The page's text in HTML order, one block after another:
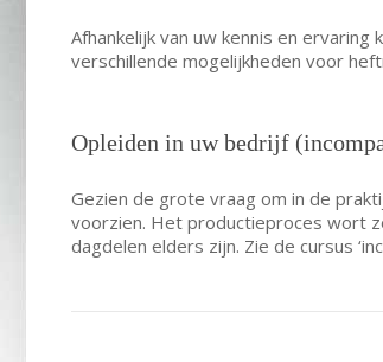
Afhankelijk van uw kennis en
verschillende mogelijkheden voor
Opleiden in uw bedrijf
Gezien de grote vraag om in de
voorzien. Het productieproces wort
dagdelen elders zijn. Zie de cursus